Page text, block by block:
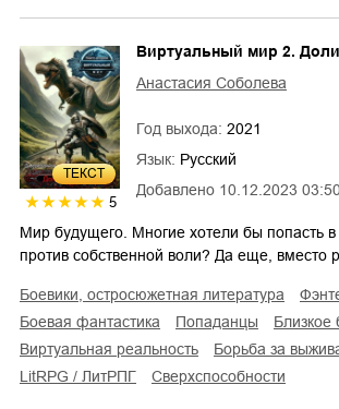
ТЕКСТ
5
Добавлено 10.12.2023 03:50
Виртуальный мир 2.
Анастасия Соболева
Год выхода: 2021
Язык: Русский
Мир будущего. Многие хотели бы попасть в
против собственной воли? Да еще, вместо
боевики, остросюжетная литература
боевая фантастика
попаданцы
виртуальная реальность
борьба за
LitRPG / ЛитРПГ
сверхспособности